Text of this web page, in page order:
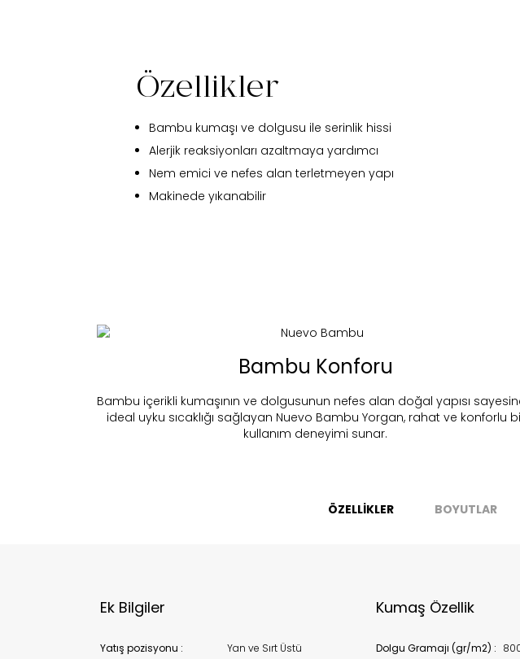
Find in Store
Özellikler
Bambu kumaşı ve dolgusu ile serinlik hissi
Alerjik reaksiyonları azaltmaya yardımcı
Nem emici ve nefes alan terletmeyen yapı
Makinede yıkanabilir
Bambu Konforu
Bambu içerikli kumaşının ve dolgusunun nefes alan doğal yapısı
ideal uyku sıcaklığı sağlayan Nuevo Bambu Yorgan, rahat ve konforlu
kullanım deneyimi sunar.
ÖZELLİKLER BOYUTLAR
Ek Bilgiler
Yatış pozisyonu :
Yan ve Sırt Üstü
Kumaş Özellik
Dolgu Gramajı (gr/m2) :
Bu ürün stoklarımıza geldiğinde